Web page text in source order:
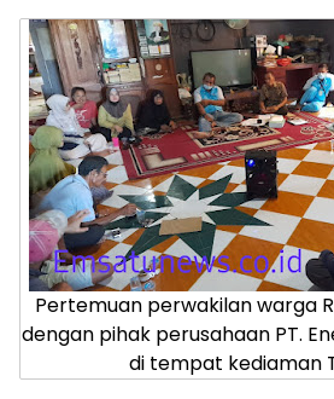
Pertemuan perwakilan warga
dengan pihak perusahaan PT.
di tempat kediaman